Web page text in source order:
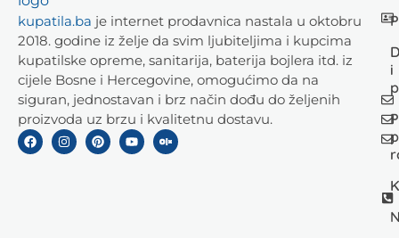
kupatila.ba je internet prodavnica nastala u oktobru
2018. godine iz želje da svim ljubiteljima i kupcima
kupatilske opreme, sanitarija, baterija bojlera itd. iz
cijele Bosne i Hercegovine, omogućimo da na
siguran, jednostavan i brz način dođu do željenih
proizvoda uz brzu i kvalitetnu dostavu.
i